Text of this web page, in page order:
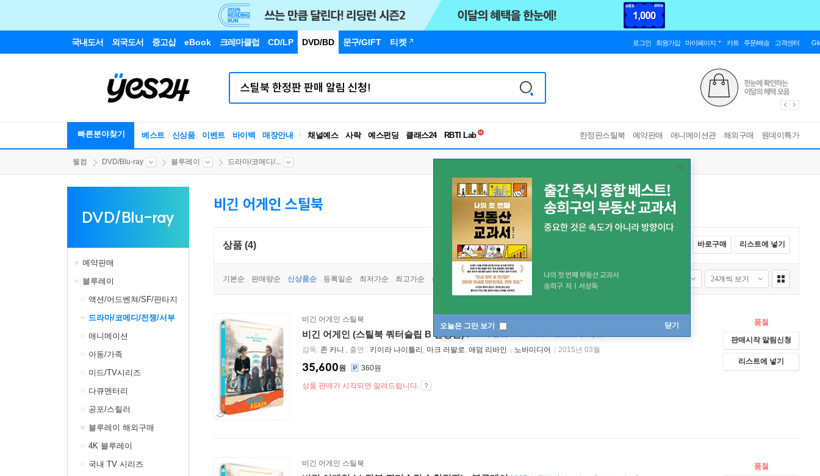
국내도서 외국도서 중고샵 eBook 크레마클럽 CD/LP DVD/BD 문구/GIFT 티켓 로그인 회원가입 마이페이지 카트 주문/배송 고객센터
빠른분야찾기 베스트 신상품 이벤트 바이백 매장안내 채널예스 사락 예스펀딩 클래스24
RBTI Lab
독서유형검사
한정판스틸북 예약판매 애니메이션관 해외구매 원데이특가
오늘은 그만 보기 닫기
웰컴 DVD/Blu-ray 블루레이 드라마/코메디/...
DVD/Blu-ray
예약판매
블루레이
액션/어드벤쳐/SF/판타지
드라마/코메디/전쟁/서부
애니메이션
아동/가족
미드/TV시리즈
다큐멘터리
공포/스릴러
블루레이 해외구매
4K 블루레이
국내 TV 시리즈
비긴 어게인 스틸북
상품 (4) 바로구매 리스트에 넣기
기본순 판매량순 신상품순 등록일순 최저가순 최고가순 상품명순
비긴 어게인 스틸북
비긴 어게인 (스틸북 쿼터슬립 B 한정판) [36P 부클릿+4아트카드+2포스트카드]
감독: 존 카니 , 출연 : 키이라 나이틀리 , 마크 러팔로, 애덤 리바인 노바미디어 2015년 03월
35,600원 360원
상품 판매가 시작되면 알려드립니다.
품절
판매시작 알림신청
리스트에 넣기
비긴 어게인 스틸북 품절